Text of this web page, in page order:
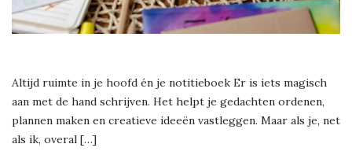
Altijd ruimte in je hoofd én je notitieboek Er is iets magisch
aan met de hand schrijven. Het helpt je gedachten ordenen,
plannen maken en creatieve ideeën vastleggen. Maar als je, net
als ik, overal […]